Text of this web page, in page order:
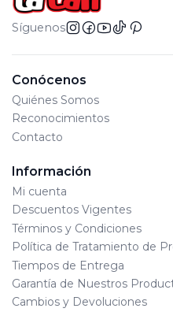
Síguenos
Conócenos
Quiénes Somos
Reconocimientos
Contacto
Información
Mi cuenta
Descuentos Vigentes
Términos y Condiciones
Política de Tratamiento de
Tiempos de Entrega
Garantía de Nuestros
Cambios y Devoluciones